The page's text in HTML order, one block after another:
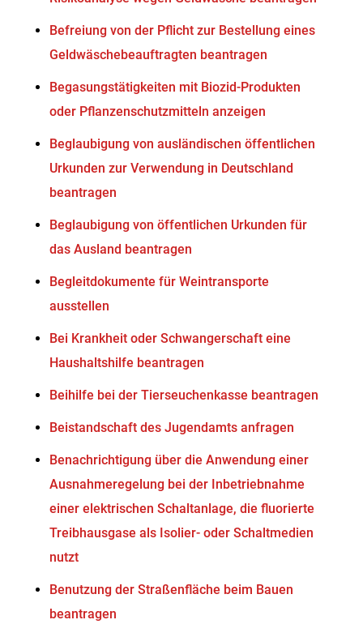
Befreiung von der Pflicht zur Bestellung eines
Geldwäschebeauftragten beantragen
Begasungstätigkeiten mit Biozid-Produkten
oder Pflanzenschutzmitteln anzeigen
Beglaubigung von ausländischen öffentlichen
Urkunden zur Verwendung in Deutschland
beantragen
Beglaubigung von öffentlichen Urkunden für
das Ausland beantragen
Begleitdokumente für Weintransporte
ausstellen
Bei Krankheit oder Schwangerschaft eine
Haushaltshilfe beantragen
Beihilfe bei der Tierseuchenkasse beantragen
Beistandschaft des Jugendamts anfragen
Benachrichtigung über die Anwendung einer
Ausnahmeregelung bei der Inbetriebnahme
einer elektrischen Schaltanlage, die fluorierte
Treibhausgase als Isolier- oder Schaltmedien
nutzt
Benutzung der Straßenfläche beim Bauen
beantragen